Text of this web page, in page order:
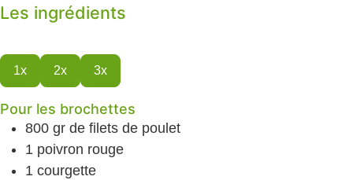
Les ingrédients
1x 2x 3x
Pour les brochettes
800 gr de filets de poulet
1 poivron rouge
1 courgette